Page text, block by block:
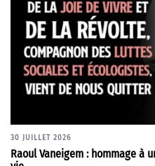
30 JUILLET 2026
Raoul Vaneigem : hommage